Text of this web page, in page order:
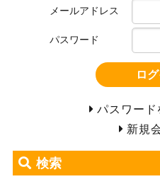
メールアドレス
パスワード
ロ
パスワー
新規
検索